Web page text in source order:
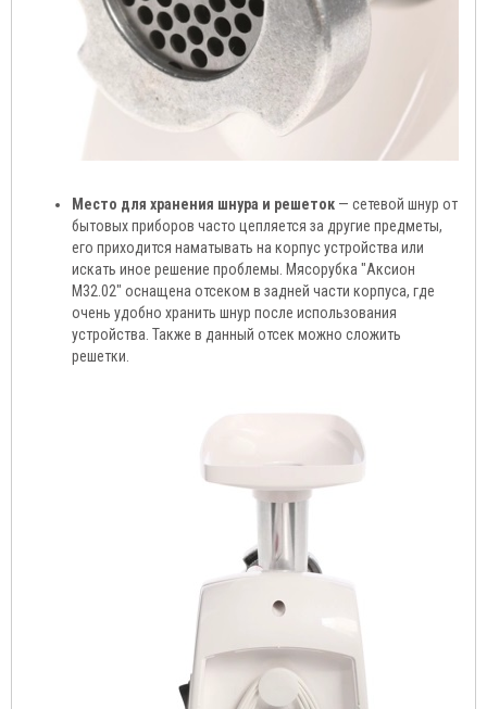
Место для хранения шнура и решеток — сетевой шнур от
бытовых приборов часто цепляется за другие предметы,
его приходится наматывать на корпус устройства или
искать иное решение проблемы. Мясорубка "Аксион
М32.02" оснащена отсеком в задней части корпуса, где
очень удобно хранить шнур после использования
устройства. Также в данный отсек можно сложить
решетки.